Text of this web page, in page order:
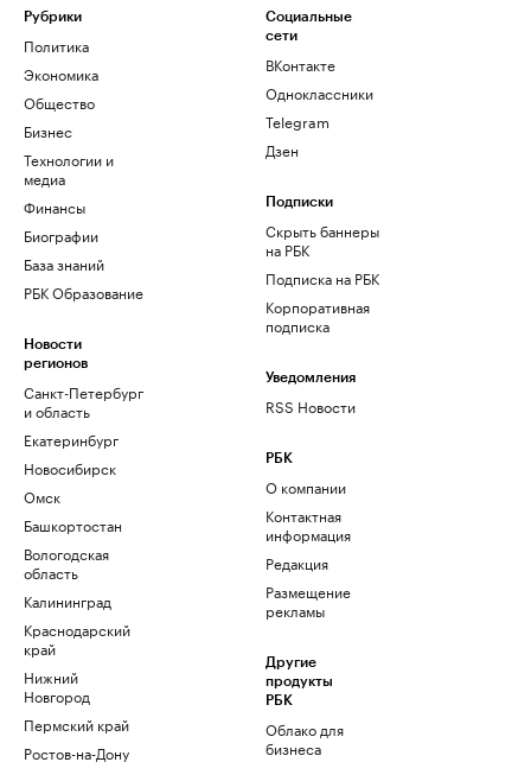
Рубрики
Политика
Экономика
Общество
Бизнес
Технологии и
медиа
Финансы
Биографии
База знаний
РБК Образование
Новости
регионов
Санкт-Петербург
и область
Екатеринбург
Новосибирск
Омск
Башкортостан
Вологодская
область
Калининград
Краснодарский
край
Нижний
Новгород
Пермский край
Ростов-на-Дону
Социальные
сети
ВКонтакте
Одноклассники
Telegram
Дзен
Подписки
Скрыть баннеры
на РБК
Подписка на РБК
Корпоративная
подписка
Уведомления
RSS Новости
РБК
О компании
Контактная
информация
Редакция
Размещение
рекламы
Другие
продукты
РБК
Облако для
бизнеса